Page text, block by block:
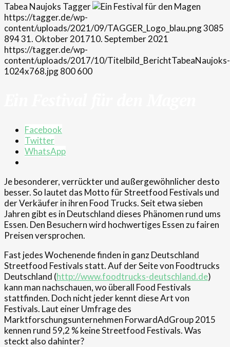
Tabea Naujoks Tagger
https://tagger.de/wp-
content/uploads/2021/09/TAGGER_Logo_blau.png3085
89431. Oktober 201710. September 2021
https://tagger.de/wp-
content/uploads/2017/10/Titelbild_BerichtTabeaNaujoks-
1024x768.jpg800600
Facebook
Twitter
WhatsApp
Je besonderer, verrückter und außergewöhnlicher desto
besser. So lautet das Motto für Streetfood Festivals und
der Verkäufer in ihren Food Trucks. Seit etwa sieben
Jahren gibt es in Deutschland dieses Phänomen rund ums
Essen. Den Besuchern wird hochwertiges Essen zu fairen
Preisen versprochen.
Fast jedes Wochenende finden in ganz Deutschland
Streetfood Festivals statt. Auf der Seite von Foodtrucks
Deutschland (http://www.foodtrucks-deutschland.de)
kann man nachschauen, wo überall Food Festivals
stattfinden. Doch nicht jeder kennt diese Art von
Festivals. Laut einer Umfrage des
Marktforschungsunternehmen ForwardAdGroup 2015
kennen rund 59,2 % keine Streetfood Festivals. Was
steckt also dahinter?